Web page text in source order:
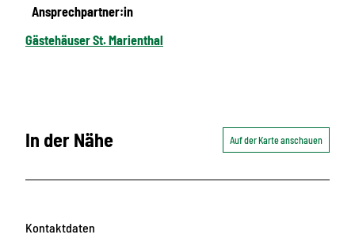
Ansprechpartner:in
Gästehäuser St. Marienthal
In der Nähe Auf der Karte anschauen
Kontaktdaten